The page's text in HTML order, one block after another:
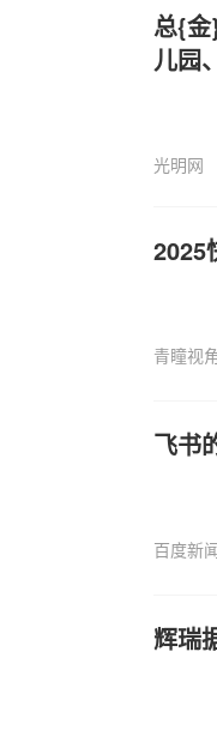
总{金
儿园
光明网
2025
青瞳视
飞书
百度新
辉瑞